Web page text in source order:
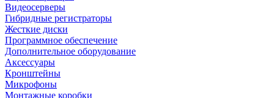
Видеосерверы
Гибридные регистраторы
Жесткие диски
Программное обеспечение
Дополнительное оборудование
Аксессуары
Кронштейны
Микрофоны
Монтажные коробки